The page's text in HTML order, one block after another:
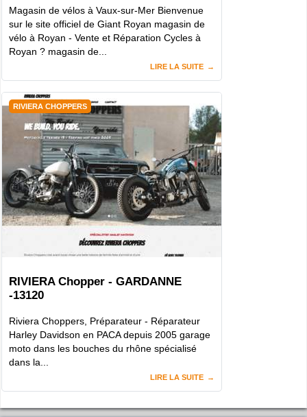
Magasin de vélos à Vaux-sur-Mer Bienvenue
sur le site officiel de Giant Royan magasin de
vélo à Royan - Vente et Réparation Cycles à
Royan ? magasin de...
LIRE LA SUITE
RIVIERA CHOPPERS
RIVIERA Chopper - GARDANNE
-13120
Riviera Choppers, Préparateur - Réparateur
Harley Davidson en PACA depuis 2005 garage
moto dans les bouches du rhône spécialisé
dans la...
LIRE LA SUITE